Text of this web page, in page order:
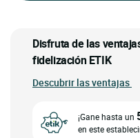
Disfruta de las
fidelización ETIK
Descubrir las ventajas
¡Gane hasta un
en este